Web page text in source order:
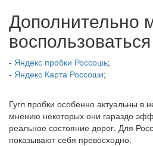
Дополнительно
- Яндекс пробки Россошь;
- Яндекс Карта Россоши;
Гугл пробки особенно актуальны в
мнению некоторых они гараздо
реальное состояние дорог. Для
показывают себя превосходно.